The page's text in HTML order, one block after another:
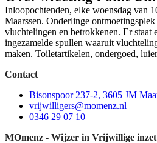
Inloopochtenden, elke woensdag van
Maarssen. Onderlinge
vluchtelingen en betrokkenen. Er staat
ingezamelde spullen waaruit
maken. Toiletartikelen, ondergoed,
Contact
Bisonspoor 237-2, 3605 JM
vrijwilligers@momenz.nl
0346 29 07 10
MOmenz - Wijzer in Vrijwillige inzet